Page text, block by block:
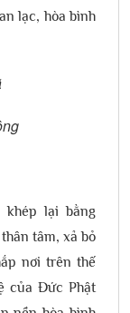
lạc, hòa bình
khép lại bằng
tâm, xả bỏ
nơi trên thế
của Đức Phật